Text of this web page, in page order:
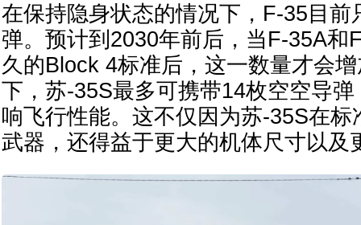
在保持隐身状态的情况下，F-35目前
弹。预计到2030年前后，当F-35A和
久的Block 4标准后，这一数量才会
下，苏-35S最多可携带14枚空空导
响飞行性能。这不仅因为苏-35S在标
武器，还得益于更大的机体尺寸以及